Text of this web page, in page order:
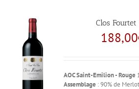
Clos
188,00
AOC Saint-Emilion - Rouge
Assemblage : 90% de